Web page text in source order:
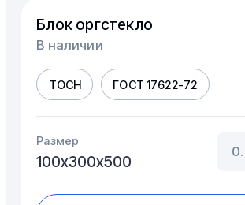
Блок оргстекло
В наличии
ТОСН ГОСТ 17622-72
Размер
100х300х500